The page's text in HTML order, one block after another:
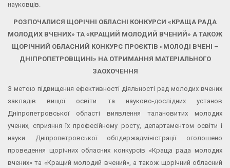
науковців.
РОЗПОЧАЛИСЯ ЩОРІЧНІ ОБЛАСНІ КОНКУРСИ «КРАЩА РАДА
МОЛОДИХ ВЧЕНИХ» ТА «КРАЩИЙ МОЛОДИЙ ВЧЕНИЙ» А ТАКОЖ
ЩОРІЧНИЙ ОБЛАСНИЙ КОНКУРС ПРОЄКТІВ «МОЛОДІ ВЧЕНІ –
ДНІПРОПЕТРОВЩИНІ» НА ОТРИМАННЯ МАТЕРІАЛЬНОГО
ЗАОХОЧЕННЯ
З метою підвищення ефективності діяльності рад молодих вчених
закладів вищої освіти та науково-дослідних установ
Дніпропетровської області виявлення талановитих молодих
учених, сприяння їх професійному росту, департаментом освіти і
науки Дніпропетровської облдержадміністрації оголошено
проведення щорічних обласних конкурсів «Краща рада молодих
вчених» та «Кращий молодий вчений», а також щорічний обласний